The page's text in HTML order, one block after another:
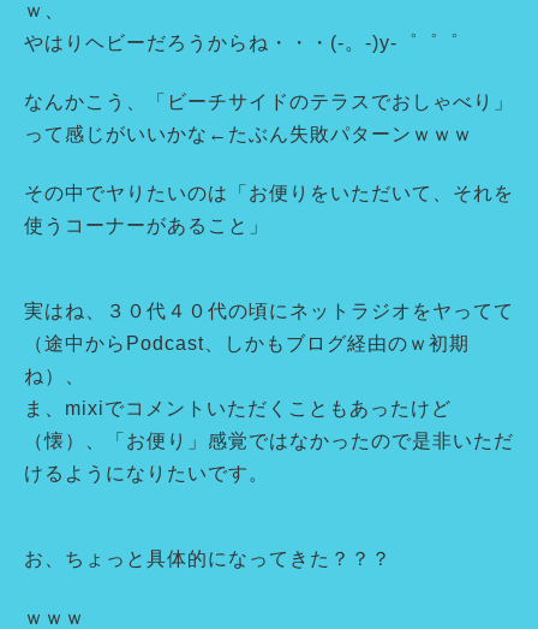
ｗ、
やはりヘビーだろうからね・・・(-。-)y-゜゜゜
なんかこう、「ビーチサイドのテラスでおしゃべり」
って感じがいいかな←たぶん失敗パターンｗｗｗ
その中でヤりたいのは「お便りをいただいて、それを
使うコーナーがあること」
実はね、３０代４０代の頃にネットラジオをヤってて
（途中からPodcast、しかもブログ経由のｗ初期
ね）、
ま、mixiでコメントいただくこともあったけど
（懐）、「お便り」感覚ではなかったので是非いただ
けるようになりたいです。
お、ちょっと具体的になってきた？？？
ｗｗｗ